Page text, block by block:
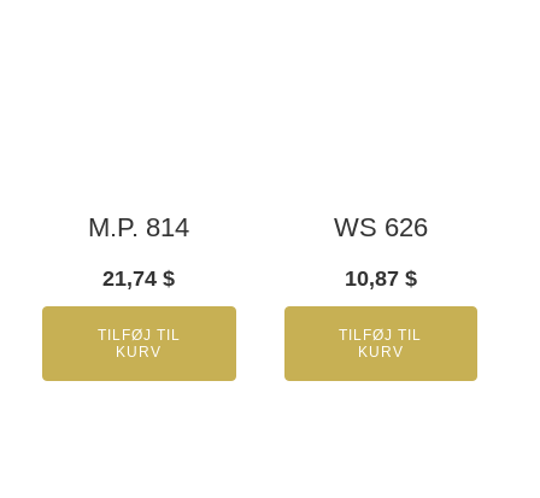
M.P. 814
21,74$
TILFØJ TIL
KURV
WS 626
10,87 $
TILFØJ TIL
KURV